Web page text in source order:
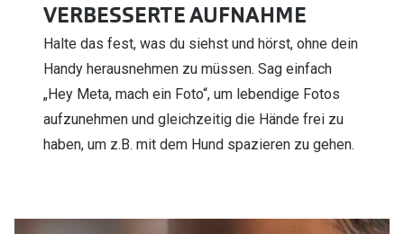
VERBESSERTE AUFNAHME
Halte das fest, was du siehst und hörst, ohne dein
Handy herausnehmen zu müssen. Sag einfach
„Hey Meta, mach ein Foto“, um lebendige Fotos
aufzunehmen und gleichzeitig die Hände frei zu
haben, um z.B. mit dem Hund spazieren zu gehen.